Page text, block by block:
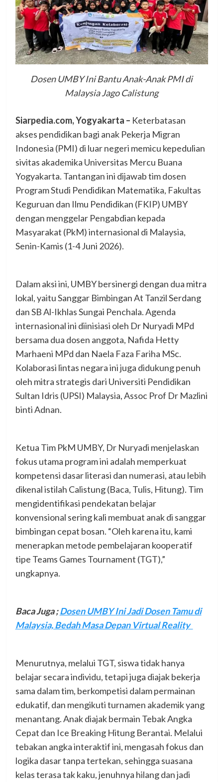
Dosen UMBY Ini Bantu Anak-Anak PMI di
Malaysia Jago Calistung
Siarpedia.com, Yogyakarta – Keterbatasan
akses pendidikan bagi anak Pekerja Migran
Indonesia (PMI) di luar negeri memicu kepedulian
sivitas akademika Universitas Mercu Buana
Yogyakarta. Tantangan ini dijawab tim dosen
Program Studi Pendidikan Matematika, Fakultas
Keguruan dan Ilmu Pendidikan (FKIP) UMBY
dengan menggelar Pengabdian kepada
Masyarakat (PkM) internasional di Malaysia,
Senin-Kamis (1-4 Juni 2026).
Dalam aksi ini, UMBY bersinergi dengan dua mitra
lokal, yaitu Sanggar Bimbingan At Tanzil Serdang
dan SB Al-Ikhlas Sungai Penchala. Agenda
internasional ini diinisiasi oleh Dr Nuryadi MPd
bersama dua dosen anggota, Nafida Hetty
Marhaeni MPd dan Naela Faza Fariha MSc.
Kolaborasi lintas negara ini juga didukung penuh
oleh mitra strategis dari Universiti Pendidikan
Sultan Idris (UPSI) Malaysia, Assoc Prof Dr Mazlini
binti Adnan.
Ketua Tim PkM UMBY, Dr Nuryadi menjelaskan
fokus utama program ini adalah memperkuat
kompetensi dasar literasi dan numerasi, atau lebih
dikenal istilah Calistung (Baca, Tulis, Hitung). Tim
mengidentifikasi pendekatan belajar
konvensional sering kali membuat anak di sanggar
bimbingan cepat bosan. “Oleh karena itu, kami
menerapkan metode pembelajaran kooperatif
tipe Teams Games Tournament (TGT),”
ungkapnya.
Baca Juga ; Dosen UMBY Ini Jadi Dosen Tamu di
Malaysia, Bedah Masa Depan Virtual Reality
Menurutnya, melalui TGT, siswa tidak hanya
belajar secara individu, tetapi juga diajak bekerja
sama dalam tim, berkompetisi dalam permainan
edukatif, dan mengikuti turnamen akademik yang
menantang. Anak diajak bermain Tebak Angka
Cepat dan Ice Breaking Hitung Berantai. Melalui
tebakan angka interaktif ini, mengasah fokus dan
logika dasar tanpa tertekan, sehingga suasana
kelas terasa tak kaku, jenuhnya hilang dan jadi